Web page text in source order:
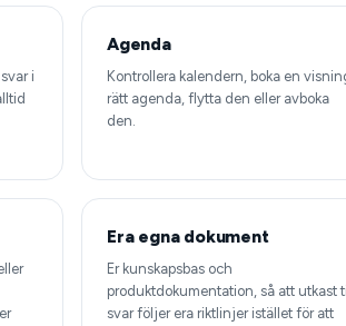
i
Agenda
Kontrollera kalendern, boka en
rätt agenda, flytta den eller avboka
den.
Era egna dokument
Er kunskapsbas och
produktdokumentation, så att utkast till
svar följer era riktlinjer istället för att